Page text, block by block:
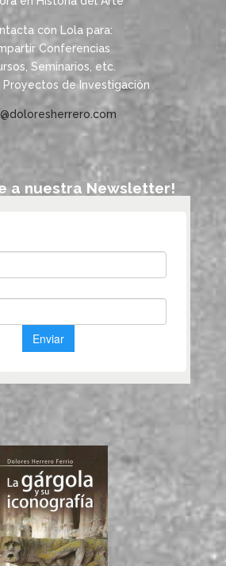
con Lola para:
Conferencias
Seminarios, etc.
Proyectos de Investigación
a nuestra Newsletter!